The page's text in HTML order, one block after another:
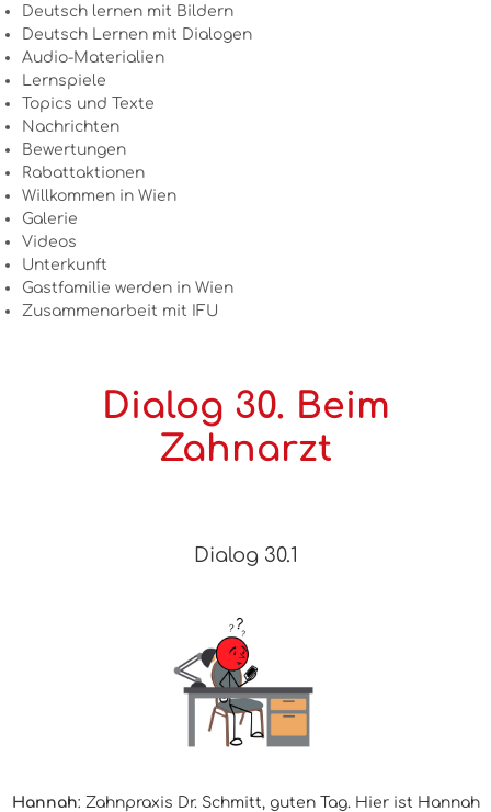
Deutsch lernen mit Bildern
Deutsch Lernen mit Dialogen
Audio-Materialien
Lernspiele
Topics und Texte
Nachrichten
Bewertungen
Rabattaktionen
Willkommen in Wien
Galerie
Videos
Unterkunft
Gastfamilie werden in Wien
Zusammenarbeit mit IFU
Dialog 30. Beim
Zahnarzt
Dialog 30.1
Hannah: Zahnpraxis Dr. Schmitt, guten Tag. Hier ist Hannah